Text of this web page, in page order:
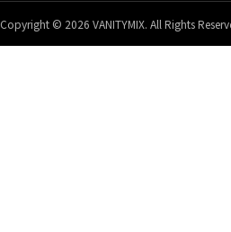
Copyright © 2026 VANITYMIX. All Rights